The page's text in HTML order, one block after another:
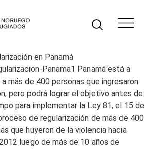
en Panamá
Panamá está a
más de 400 personas que ingresaron
pero podrá lograr el objetivo antes de
para implementar la Ley 81, el 15 de
de regularización de más de 400
que huyeron de la violencia hacia
luego de más de 10 años de